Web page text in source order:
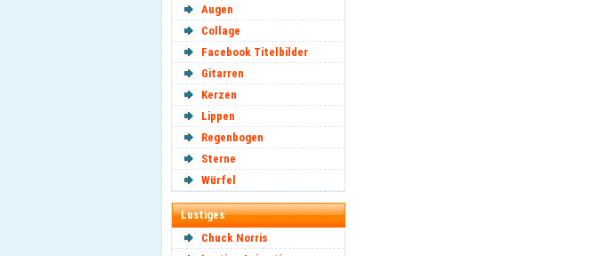
Augen
Collage
Facebook Titelbilder
Gitarren
Kerzen
Lippen
Regenbogen
Sterne
Würfel
Lustiges
Chuck Norris